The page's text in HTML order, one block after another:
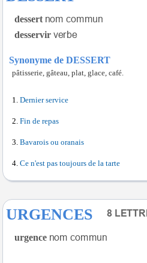
dessert
desservir
Synonyme de DESSERT
pâtisserie, gâteau, plat, glace, café.
Dernier service
Fin de repas
Bavarois ou oranais
Ce n'est pas toujours de la tarte
URGENCES
urgence